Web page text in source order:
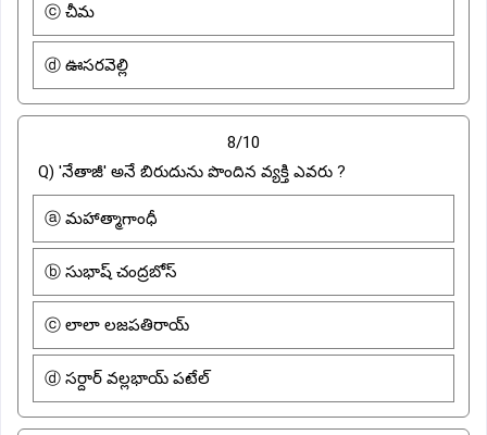
ⓒ చీమ
ⓓ ఊసరవెల్లి
8/10
Q) 'నేతాజీ' అనే బిరుదును పొందిన వ్యక్తి ఎవరు ?
ⓐ మహాత్మాగాంధీ
ⓑ సుభాష్ చంద్రబోస్
ⓒ లాలా లజపతిరాయ్
ⓓ సర్దార్ వల్లభాయ్ పటేల్